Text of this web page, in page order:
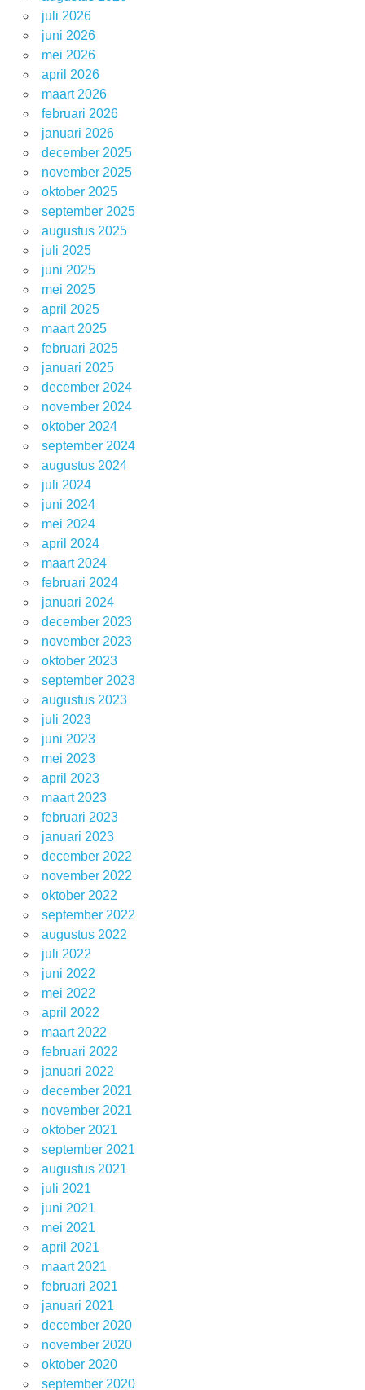
juli 2026
juni 2026
mei 2026
april 2026
maart 2026
februari 2026
januari 2026
december 2025
november 2025
oktober 2025
september 2025
augustus 2025
juli 2025
juni 2025
mei 2025
april 2025
maart 2025
februari 2025
januari 2025
december 2024
november 2024
oktober 2024
september 2024
augustus 2024
juli 2024
juni 2024
mei 2024
april 2024
maart 2024
februari 2024
januari 2024
december 2023
november 2023
oktober 2023
september 2023
augustus 2023
juli 2023
juni 2023
mei 2023
april 2023
maart 2023
februari 2023
januari 2023
december 2022
november 2022
oktober 2022
september 2022
augustus 2022
juli 2022
juni 2022
mei 2022
april 2022
maart 2022
februari 2022
januari 2022
december 2021
november 2021
oktober 2021
september 2021
augustus 2021
juli 2021
juni 2021
mei 2021
april 2021
maart 2021
februari 2021
januari 2021
december 2020
november 2020
oktober 2020
september 2020